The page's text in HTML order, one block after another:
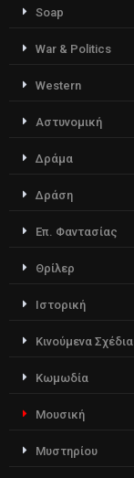
Soap
War & Politics
Western
Αστυνομική
Δράμα
Δράση
Επ. Φαντασίας
Θρίλερ
Ιστορική
Κινούμενα Σχέδια
Κωμωδία
Μουσική
Μυστηρίου